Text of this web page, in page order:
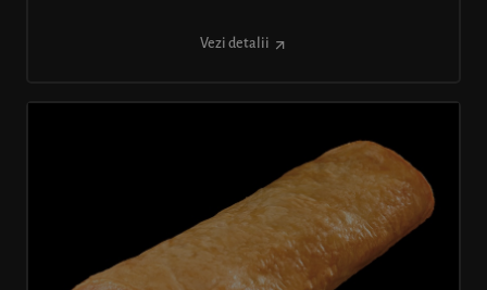
Vezi detalii